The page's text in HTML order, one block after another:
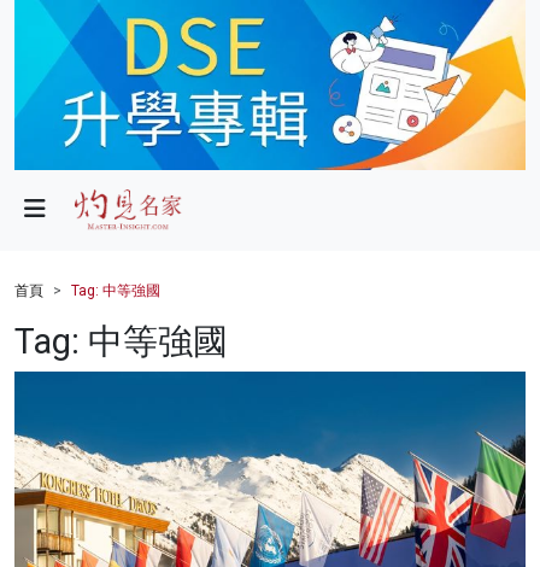
政局
財經
健康
科技
影片
首頁 Tag: 中等強國
Tag: 中等強國